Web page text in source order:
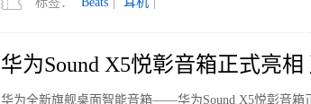
华为Sound X5悦彰音箱正式亮
华为全新旗舰桌面智能音箱——华为Sound X5悦彰音箱